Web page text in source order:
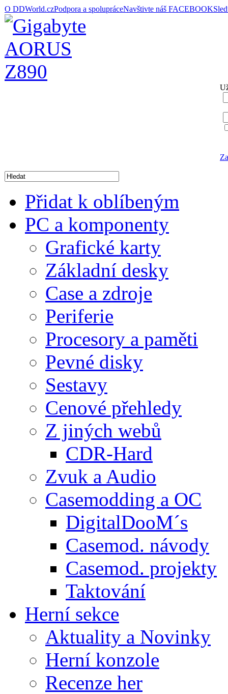
O DDWorld.czPodpora a spolupráceNavštivte náš FACEBOOK
Přidat k oblíbeným
PC a komponenty
Grafické karty
Základní desky
Case a zdroje
Periferie
Procesory a paměti
Pevné disky
Sestavy
Cenové přehledy
Z jiných webů
CDR-Hard
Zvuk a Audio
Casemodding a OC
DigitalDooM´s
Casemod. návody
Casemod. projekty
Taktování
Herní sekce
Aktuality a Novinky
Herní konzole
Recenze her